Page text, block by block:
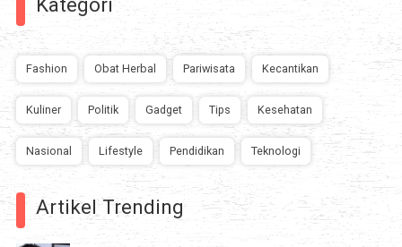
Fashion Obat Herbal Pariwisata Kecantikan
Kuliner Politik Gadget Tips Kesehatan
Nasional Lifestyle Pendidikan Teknologi
Artikel Trending